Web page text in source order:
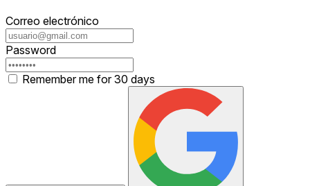
Correo electrónico
Password
Remember me for 30 days